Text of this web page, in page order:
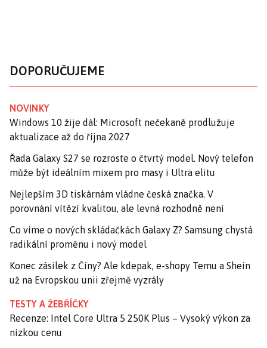
DOPORUČUJEME
NOVINKY
Windows 10 žije dál: Microsoft nečekaně prodlužuje
aktualizace až do října 2027
Řada Galaxy S27 se rozroste o čtvrtý model. Nový telefon
může být ideálním mixem pro masy i Ultra elitu
Nejlepším 3D tiskárnám vládne česká značka. V
porovnání vítězí kvalitou, ale levná rozhodně není
Co víme o nových skládačkách Galaxy Z? Samsung chystá
radikální proměnu i nový model
Konec zásilek z Číny? Ale kdepak, e-shopy Temu a Shein
už na Evropskou unii zřejmě vyzrály
TESTY A ŽEBŘÍČKY
Recenze: Intel Core Ultra 5 250K Plus – Vysoký výkon za
nízkou cenu